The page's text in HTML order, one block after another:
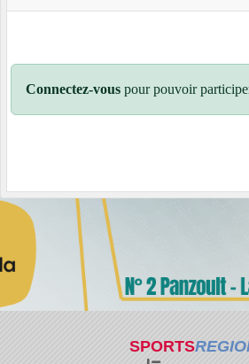
Connectez-vous pour pouvoir
SPORTS